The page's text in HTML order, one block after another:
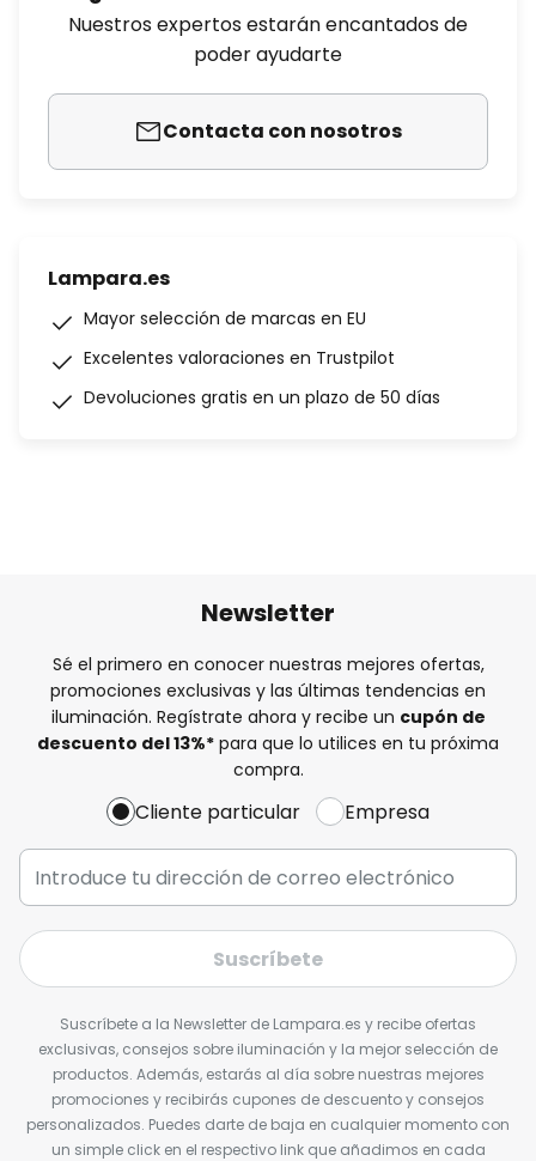
Nuestros expertos estarán encantados de
poder ayudarte
Contacta con nosotros
Lampara.es
Mayor selección de marcas en EU
Excelentes valoraciones en Trustpilot
Devoluciones gratis en un plazo de 50 días
Newsletter
Sé el primero en conocer nuestras mejores ofertas,
promociones exclusivas y las últimas tendencias en
iluminación. Regístrate ahora y recibe un cupón de
descuento del13%* para que lo utilices en tu próxima
compra.
Cliente particular Empresa
Suscríbete
Suscríbete a la Newsletter de Lampara.es y recibe ofertas
exclusivas, consejos sobre iluminación y la mejor selección de
productos. Además, estarás al día sobre nuestras mejores
promociones y recibirás cupones de descuento y consejos
personalizados. Puedes darte de baja en cualquier momento con
un simple click en el respectivo link que añadimos en cada